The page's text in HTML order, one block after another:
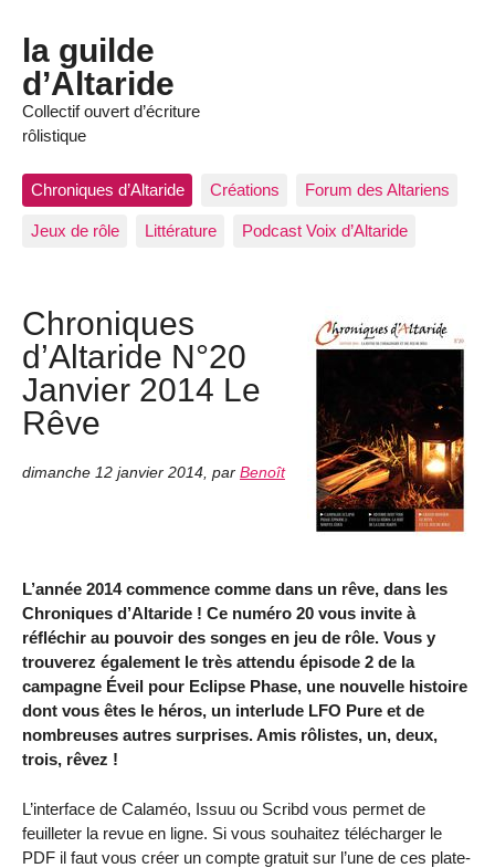
la guilde
d’Altaride
Collectif ouvert d’écriture
rôlistique
Chroniques d’Altaride Créations Forum des Altariens
Jeux de rôle Littérature Podcast Voix d’Altaride
Chroniques
d’Altaride N°20
Janvier 2014 Le
Rêve
dimanche 12 janvier 2014 par Benoît
L’année 2014 commence comme dans un rêve, dans les
Chroniques d’Altaride ! Ce numéro 20 vous invite à
réfléchir au pouvoir des songes en jeu de rôle. Vous y
trouverez également le très attendu épisode 2 de la
campagne Éveil pour Eclipse Phase, une nouvelle histoire
dont vous êtes le héros, un interlude LFO Pure et de
nombreuses autres surprises. Amis rôlistes, un, deux,
trois, rêvez !
L’interface de Calaméo, Issuu ou Scribd vous permet de
feuilleter la revue en ligne. Si vous souhaitez télécharger le
PDF il faut vous créer un compte gratuit sur l’une de ces plate-